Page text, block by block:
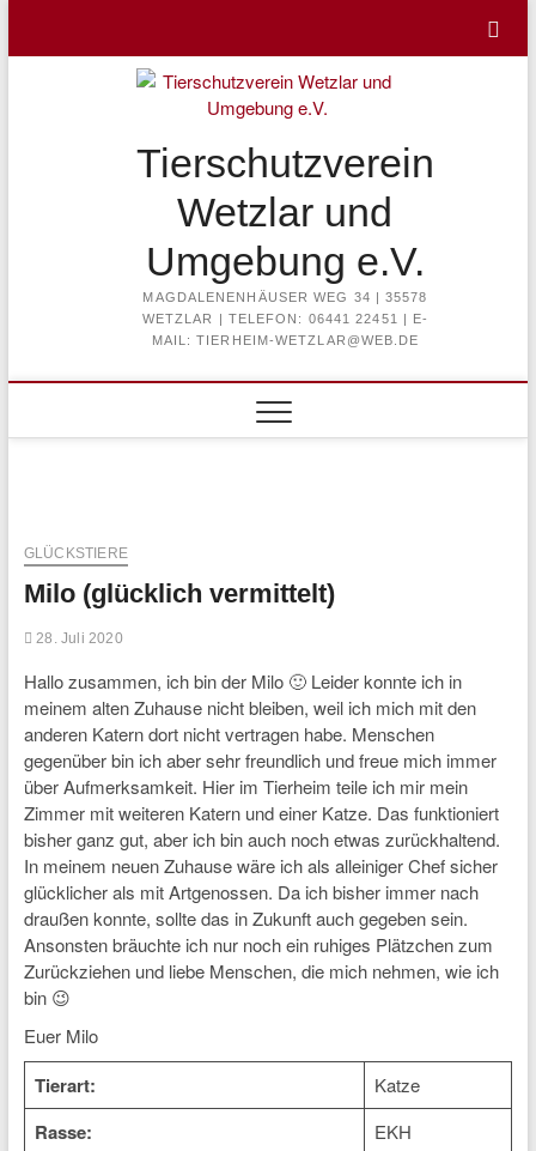
content
Tierschutzverein
Wetzlar und
Umgebung e.V.
MAGDALENENHÄUSER WEG 34 | 35578
WETZLAR | TELEFON: 06441 22451 | E-
MAIL: TIERHEIM-WETZLAR@WEB.DE
GLÜCKSTIERE
Milo (glücklich vermittelt)
28. Juli 2020
Hallo zusammen, ich bin der Milo 🙂 Leider konnte ich in
meinem alten Zuhause nicht bleiben, weil ich mich mit den
anderen Katern dort nicht vertragen habe. Menschen
gegenüber bin ich aber sehr freundlich und freue mich immer
über Aufmerksamkeit. Hier im Tierheim teile ich mir mein
Zimmer mit weiteren Katern und einer Katze. Das funktioniert
bisher ganz gut, aber ich bin auch noch etwas zurückhaltend.
In meinem neuen Zuhause wäre ich als alleiniger Chef sicher
glücklicher als mit Artgenossen. Da ich bisher immer nach
draußen konnte, sollte das in Zukunft auch gegeben sein.
Ansonsten bräuchte ich nur noch ein ruhiges Plätzchen zum
Zurückziehen und liebe Menschen, die mich nehmen, wie ich
bin 😉
Euer Milo
Tierart: Katze
Rasse: EKH